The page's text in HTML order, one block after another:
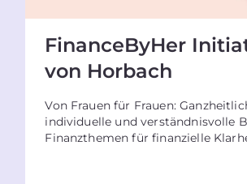
FinanceByHer
von Horbach
Von Frauen für Frauen:
individuelle und verständnisvolle
Finanzthemen für finanzielle